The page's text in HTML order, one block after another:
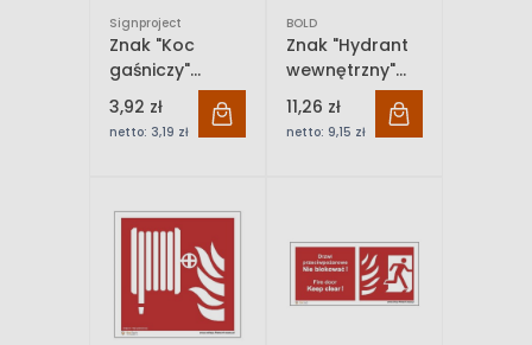
Signproject
Znak "Koc
gaśniczy"
Signproject
3,92 zł
netto: 3,19 zł
BOLD
Znak "Hydrant
wewnętrzny"
Bold
11,26 zł
netto: 9,15 zł